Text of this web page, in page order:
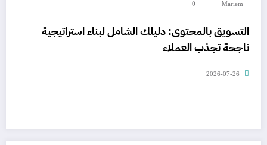
Mariem
0
التسويق بالمحتوى: دليلك الشامل لبناء استراتيجية
ناجحة تجذب العملاء
2026-07-26